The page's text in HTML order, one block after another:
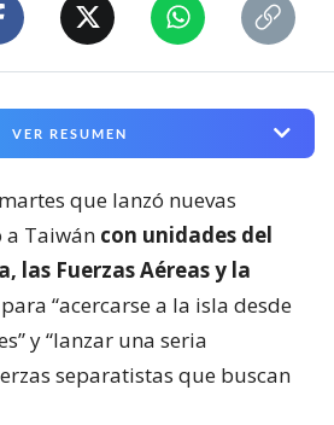
VER RESUMEN
que lanzó nuevas
a Taiwán con unidades del
las Fuerzas Aéreas y la
para “acercarse a la isla desde
y “lanzar una seria
separatistas que buscan